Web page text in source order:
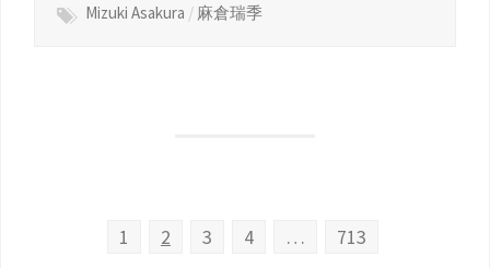
Mizuki Asakura / 麻倉瑞季
1 2 3 4 … 713